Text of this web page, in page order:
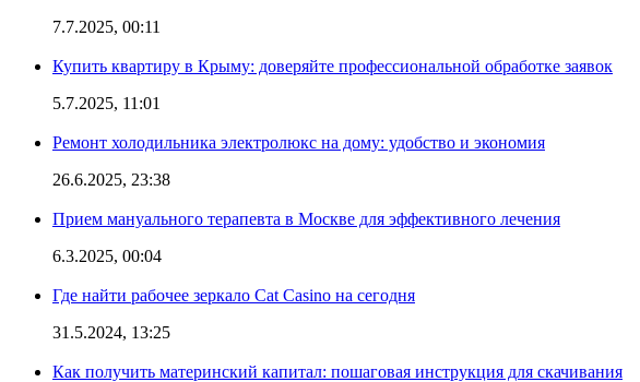
7.7.2025, 00:11
Купить квартиру в Крыму: доверяйте профессиональной обработке заявок
5.7.2025, 11:01
Ремонт холодильника электролюкс на дому: удобство и экономия
26.6.2025, 23:38
Прием мануального терапевта в Москве для эффективного лечения
6.3.2025, 00:04
Где найти рабочее зеркало Cat Casino на сегодня
31.5.2024, 13:25
Как получить материнский капитал: пошаговая инструкция для скачивания